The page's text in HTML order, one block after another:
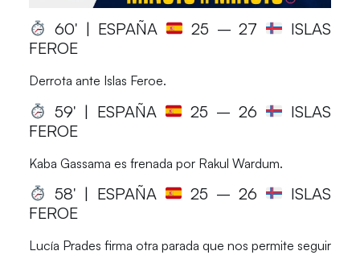
60′ | ESPAÑA 25 – 27
ISLAS
FEROE
Derrota ante Islas Feroe.
59′ | ESPAÑA 25 – 26
ISLAS
FEROE
Kaba Gassama es frenada por Rakul Wardum.
58′ | ESPAÑA 25 – 26
ISLAS
FEROE
Lucía Prades firma otra parada que nos permite seguir